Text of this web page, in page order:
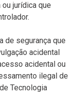
jurídica que
de segurança que
acidental
acidental ou
ilegal de
Tecnologia